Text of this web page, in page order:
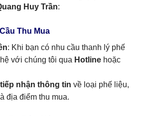
Huy Trần:
Thu Mua
: Khi bạn có nhu cầu thanh lý phế
với chúng tôi qua Hotline hoặc
tiếp nhận thông tin về loại phế liệu,
địa điểm thu mua.